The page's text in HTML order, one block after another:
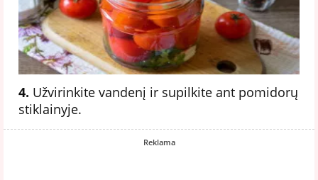
4. Užvirinkite vandenį ir supilkite ant pomidorų
stiklainyje.
Reklama